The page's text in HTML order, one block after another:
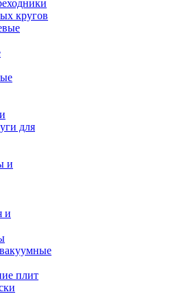
кругов
для
и
и
плит